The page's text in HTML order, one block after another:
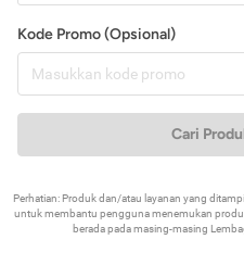
Kode Promo (Opsional)
Cari
Perhatian: Produk dan/atau layanan yang
untuk membantu pengguna menemukan
berada pada masing-masing